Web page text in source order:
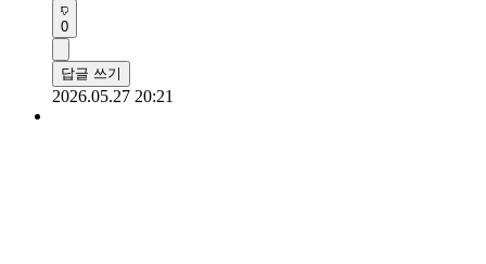
0
답글 쓰기
2026.05.27 20:21